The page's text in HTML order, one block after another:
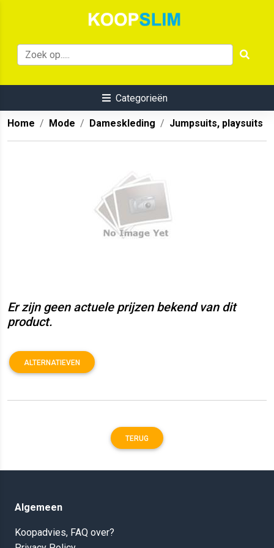
Categorieën
Home Mode Dameskleding Jumpsuits, playsuits
Er zijn geen actuele prijzen bekend van dit
product.
ALTERNATIEVEN
TERUG
Algemeen
Koopadvies, FAQ over?